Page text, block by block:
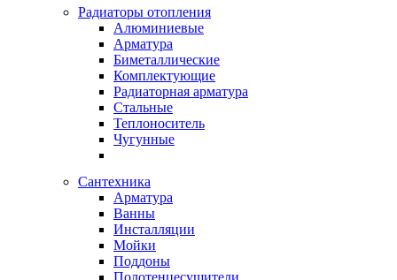
Радиаторы отопления
Алюминиевые
Арматура
Биметаллические
Комплектующие
Радиаторная арматура
Стальные
Теплоноситель
Чугунные
Сантехника
Арматура
Ванны
Инсталляции
Мойки
Поддоны
Полотенцесушители